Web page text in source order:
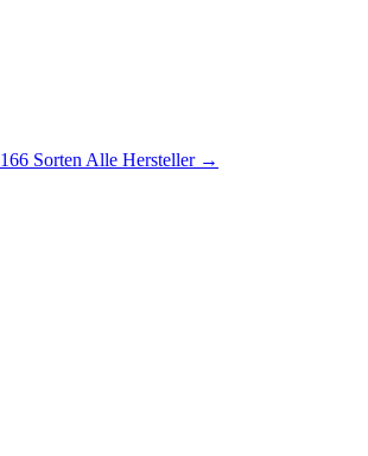
166 Sorten Alle Hersteller →